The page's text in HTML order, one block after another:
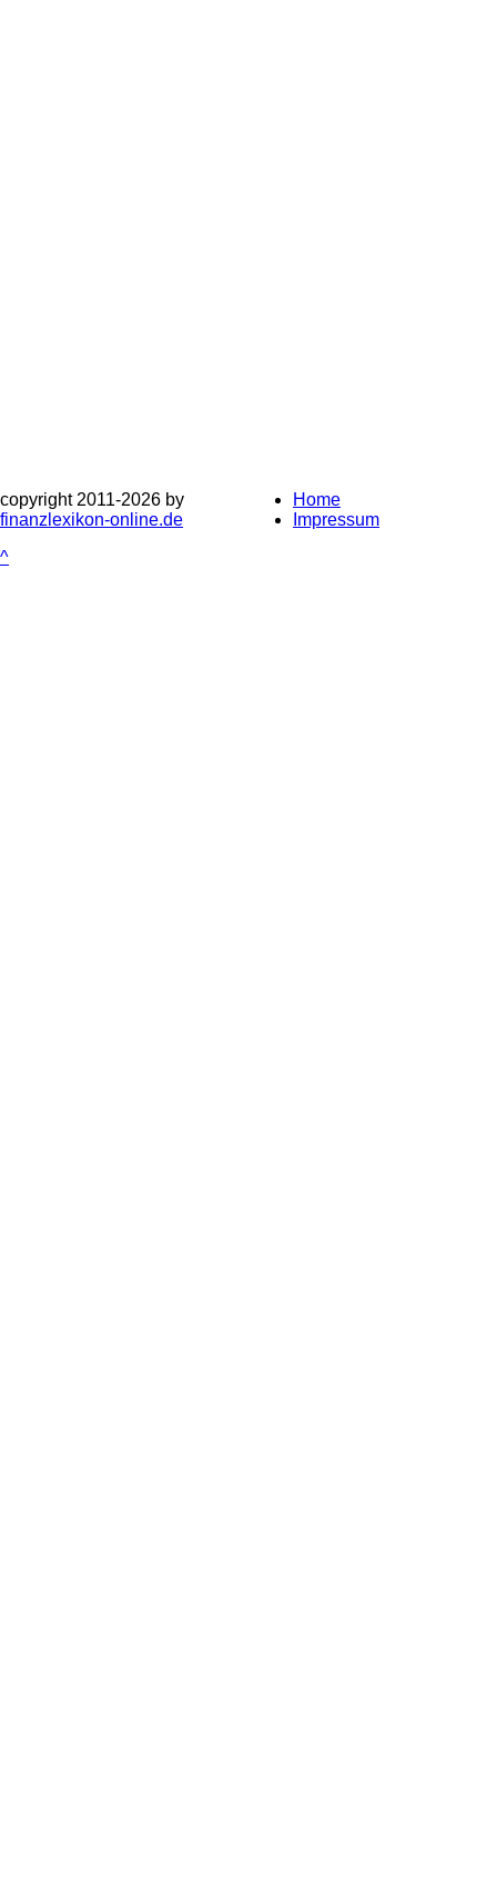
copyright 2011-2026 by
finanzlexikon-online.de
Home
Impressum
^